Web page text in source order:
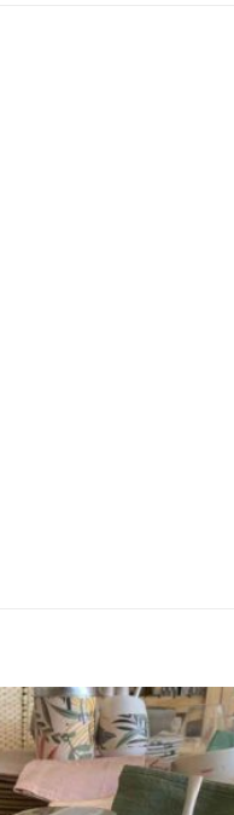
Añadir
a la
lista de
deseos